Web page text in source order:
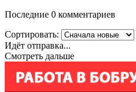
Последние 0 комментариев
Сортировать:
Идёт отправка...
Смотреть дальше